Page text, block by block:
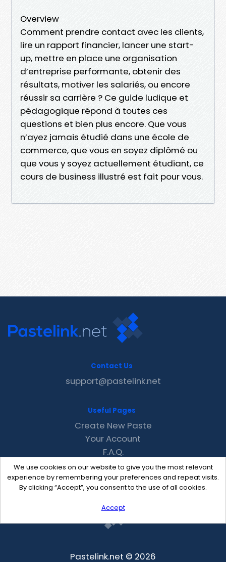
Overview
Comment prendre contact avec les clients,
lire un rapport financier, lancer une start-
up, mettre en place une organisation
d’entreprise performante, obtenir des
résultats, motiver les salariés, ou encore
réussir sa carrière ? Ce guide ludique et
pédagogique répond à toutes ces
questions et bien plus encore. Que vous
n’ayez jamais étudié dans une école de
commerce, que vous en soyez diplômé ou
que vous y soyez actuellement étudiant, ce
cours de business illustré est fait pour vous.
We use cookies on our website to give you the most relevant
experience by remembering your preferences and repeat visits.
By clicking “Accept”, you consent to the use of all cookies.
Accept
Contact Us
support@pastelink.net
Useful Pages
Create New Paste
Your Account
F.A.Q.
Recent
Contact
Pastelink.net © 2026